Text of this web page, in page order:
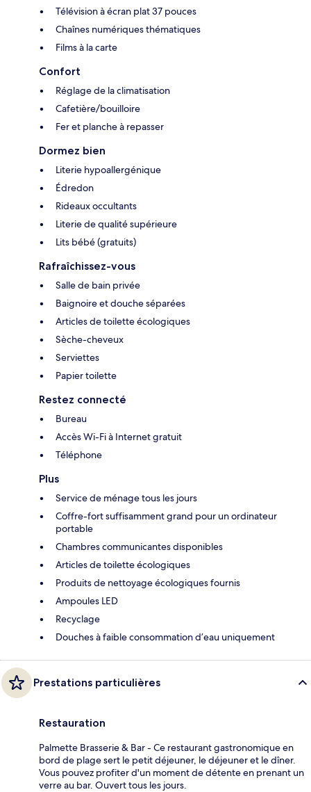
Télévision à écran plat 37 pouces
Chaînes numériques thématiques
Films à la carte
Confort
Réglage de la climatisation
Cafetière/bouilloire
Fer et planche à repasser
Dormez bien
Literie hypoallergénique
Édredon
Rideaux occultants
Literie de qualité supérieure
Lits bébé (gratuits)
Rafraîchissez-vous
Salle de bain privée
Baignoire et douche séparées
Articles de toilette écologiques
Sèche-cheveux
Serviettes
Papier toilette
Restez connecté
Bureau
Accès Wi-Fi à Internet gratuit
Téléphone
Plus
Service de ménage tous les jours
Coffre-fort suffisamment grand pour un ordinateur
portable
Chambres communicantes disponibles
Articles de toilette écologiques
Produits de nettoyage écologiques fournis
Ampoules LED
Recyclage
Douches à faible consommation d’eau uniquement
Prestations particulières
Restauration
Palmette Brasserie & Bar - Ce restaurant gastronomique en
bord de plage sert le petit déjeuner, le déjeuner et le dîner.
Vous pouvez profiter d'un moment de détente en prenant un
verre au bar. Ouvert tous les jours.